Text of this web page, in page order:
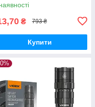
₴ 793 ₴
Купити